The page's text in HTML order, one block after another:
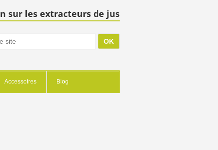
sur les extracteurs de jus
Accessoires Blog